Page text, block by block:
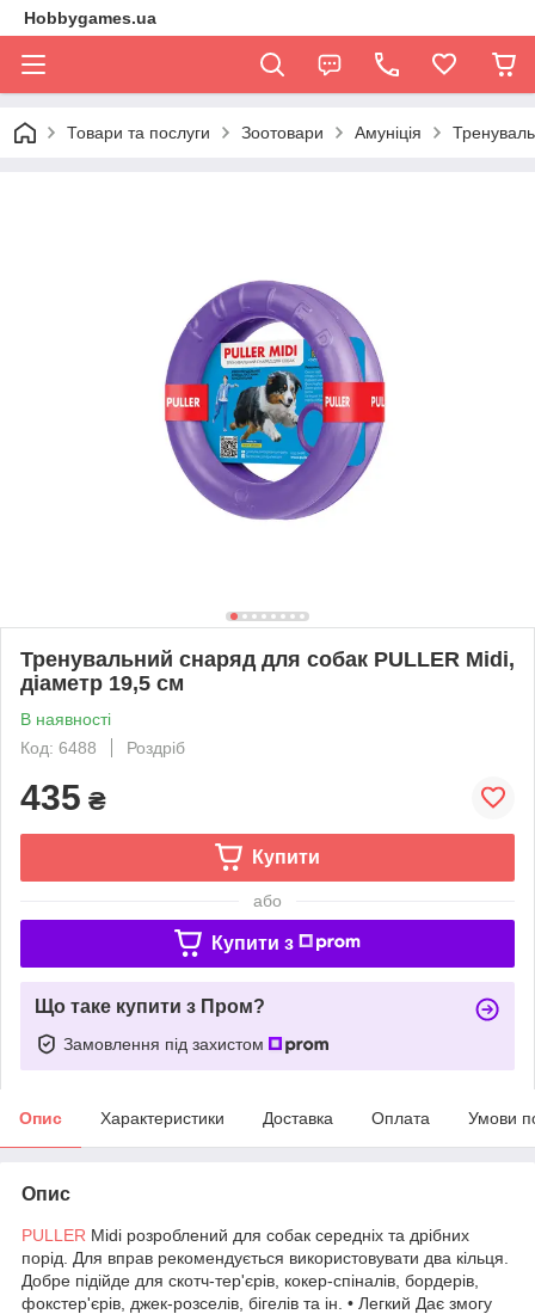
Hobbygames.ua
Товари та послуги Зоотовари Амуніція
Тренувальний снаряд для собак PULLER Midi,
діаметр 19,5 см
В наявності
Код: 6488
Роздріб
435 ₴
Купити
або
Купити з
Що таке купити з Пром?
Замовлення під захистом
Опис Характеристики Доставка Оплата Умови
Опис
PULLER Midi розроблений для собак середніх та дрібних
порід. Для вправ рекомендується використовувати два кільця.
Добре підійде для скотч-тер'єрів, кокер-спіналів, бордерів,
фокстер'єрів, джек-розселів, бігелів та ін. • Легкий Дає змогу